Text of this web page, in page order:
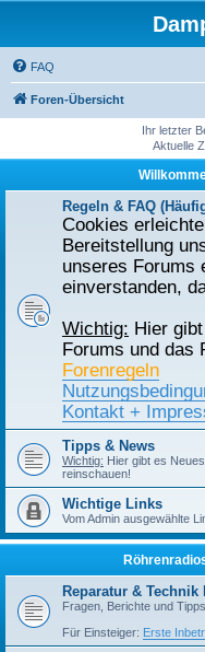
FAQ
Foren-Übersicht
Ihr letzter
Aktuelle
Regeln & FAQ
Cookies
Bereitstellung
unseres Forums
einverstanden,
Wichtig: Hier
Forums und das
Forenregeln
Kontakt +
Tipps & News
Wichtig: Hier gibt es
reinschauen!
Wichtige Links
Vom Admin ausgewählte
Reparatur & Technik
Fragen, Berichte und
Für Einsteiger: Erste